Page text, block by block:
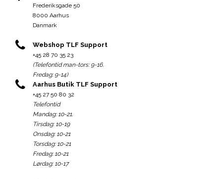
Frederiksgade 50
8000 Aarhus
Danmark
Webshop TLF Support
+45 28 70 35 23
(Telefontid man-tors: 9-16.
Fredag: 9-14)
Aarhus Butik TLF Support
+45 27 50 80 32
Telefontid
Mandag: 10-21.
Tirsdag: 10-19
Onsdag: 10-21
Torsdag: 10-21
Fredag: 10-21
Lørdag: 10-17